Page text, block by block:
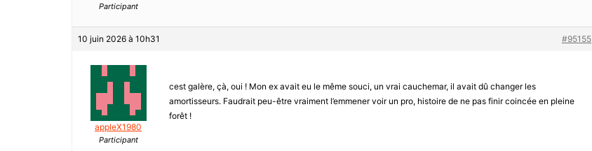
Participant
10 juin 2026 à 10h31 #95155
appleX1980
Participant
cest galère, çà, oui ! Mon ex avait eu le même souci, un vrai cauchemar, il avait dû changer les
amortisseurs. Faudrait peu-être vraiment l’emmener voir un pro, histoire de ne pas finir coincée en pleine
forêt !